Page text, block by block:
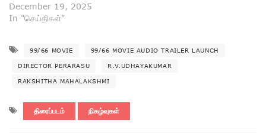
December 19, 2025
In "செய்திகள்"
99/66 MOVIE 99/66 MOVIE AUDIO TRAILER LAUNCH
DIRECTOR PERARASU R.V.UDHAYAKUMAR
RAKSHITHA MAHALAKSHMI
திரைப்படம் நிகழ்வுகள்